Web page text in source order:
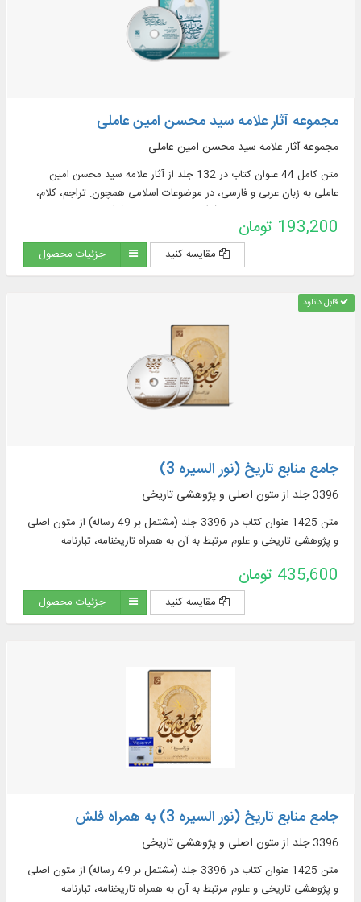
مجموعه آثار علامه سید محسن امین عاملی
مجموعه آثار علامه سید محسن امین عاملی
متن کامل 44 عنوان کتاب در 132 جلد از آثار علامه سید محسن امین
عاملی به زبان عربی و فارسی، در موضوعات اسلامی همچون: تراجم، کلام،
193,200 تومان
مقایسه کنید جزئیات محصول
قابل دانلود
جامع منابع تاریخ (نور السیره 3)
3396 جلد از متون اصلی و پژوهشی تاریخی
متن 1425 عنوان کتاب در 3396 جلد (مشتمل بر 49 رساله) از متون اصلی
و پژوهشی تاریخی و علوم مرتبط به آن به همراه تاریخنامه، تبارنامه
435,600 تومان
مقایسه کنید جزئیات محصول
جامع منابع تاریخ (نور السیره 3) به همراه فلش
3396 جلد از متون اصلی و پژوهشی تاریخی
متن 1425 عنوان کتاب در 3396 جلد (مشتمل بر 49 رساله) از متون اصلی
و پژوهشی تاریخی و علوم مرتبط به آن به همراه تاریخنامه، تبارنامه